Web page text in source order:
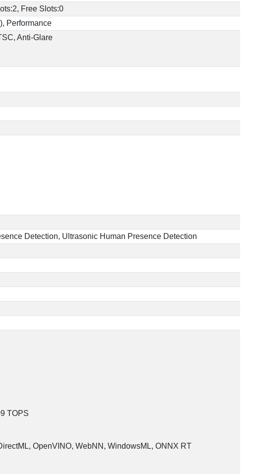
Free Slots:0
Performance
Anti-Glare
Detection, Ultrasonic Human Presence Detection
TOPS
OpenVINO, WebNN, WindowsML, ONNX RT